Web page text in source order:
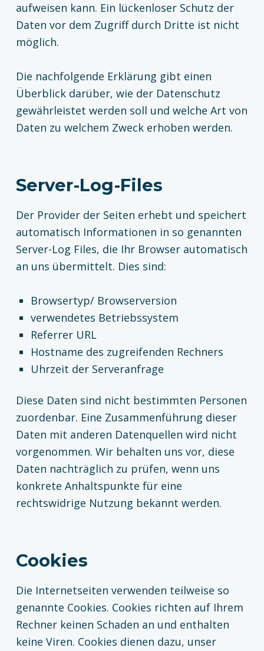
aufweisen kann. Ein lückenloser Schutz der
Daten vor dem Zugriff durch Dritte ist nicht
möglich.
Die nachfolgende Erklärung gibt einen
Überblick darüber, wie der Datenschutz
gewährleistet werden soll und welche Art von
Daten zu welchem Zweck erhoben werden.
Server-Log-Files
Der Provider der Seiten erhebt und speichert
automatisch Informationen in so genannten
Server-Log Files, die Ihr Browser automatisch
an uns übermittelt. Dies sind:
Browsertyp/ Browserversion
verwendetes Betriebssystem
Referrer URL
Hostname des zugreifenden Rechners
Uhrzeit der Serveranfrage
Diese Daten sind nicht bestimmten Personen
zuordenbar. Eine Zusammenführung dieser
Daten mit anderen Datenquellen wird nicht
vorgenommen. Wir behalten uns vor, diese
Daten nachträglich zu prüfen, wenn uns
konkrete Anhaltspunkte für eine
rechtswidrige Nutzung bekannt werden.
Cookies
Die Internetseiten verwenden teilweise so
genannte Cookies. Cookies richten auf Ihrem
Rechner keinen Schaden an und enthalten
keine Viren. Cookies dienen dazu, unser